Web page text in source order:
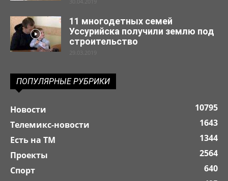
11 многодетных семей
Уссурийска получили землю под
строительство
29.03.2019
ПОПУЛЯРНЫЕ РУБРИКИ
Новости
10795
Телемикс-новости
1643
Есть на ТМ
1344
Проекты
2564
Спорт
640